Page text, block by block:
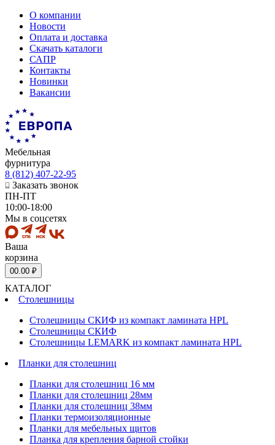
О компании
Новости
Оплата и доставка
Скачать каталоги
САПР
Контакты
Новинки
Вакансии
Мебельная
фурнитура
8 (812) 407-22-95
Заказать звонок
ПН-ПТ
10:00-18:00
Мы в соцсетях
Ваша
корзина
00.00 ₽
КАТАЛОГ
Столешницы
Столешницы СКИФ из компакт ламината HPL
Столешницы СКИФ
Столешницы LEMARK из компакт ламината HPL
Планки для столешниц
Планки для столешниц 16 мм
Планки для столешниц 28мм
Планки для столешниц 38мм
Планки термоизоляционные
Планки для мебельных щитов
Планка для крепления барной стойки